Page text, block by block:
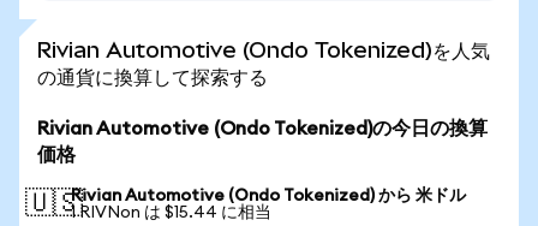
Rivian Automotive (Ondo Tokenized)を人気
の通貨に換算して探索する
Rivian Automotive (Ondo Tokenized)の今日の換算
価格
🇺🇸Rivian Automotive (Ondo Tokenized) から 米ドル
1 RIVNon は $15.44 に相当